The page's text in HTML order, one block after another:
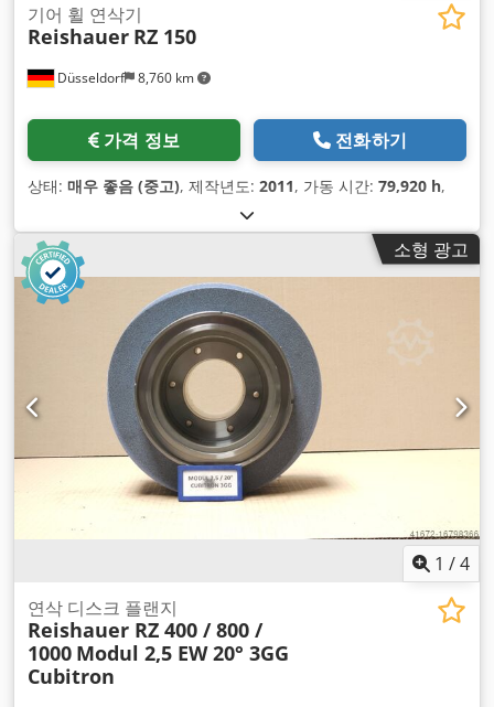
Düsseldorf 8,760 km
기어 휠 연삭기
Reishauer RZ 150
가격 정보 전화하기
상태: 매우 좋음 (중고), 제작년도: 2011, 가동 시간: 79,920 h,
소형 광고
1 /4
연삭 디스크 플랜지
Reishauer RZ 400 / 800 /
1000 Modul 2,5 EW 20° 3GG
Cubitron